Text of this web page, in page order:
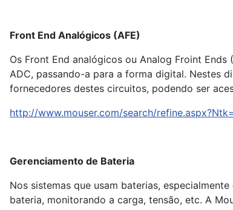
Front End Analógicos (AFE)
Os Front End analógicos ou Analog Froint
ADC, passando-a para a forma digital. Nestes
fornecedores destes circuitos, podendo ser
http://www.mouser.com/search/
Gerenciamento de Bateria
Nos sistemas que usam baterias,
bateria, monitorando a carga, tensão, etc. A